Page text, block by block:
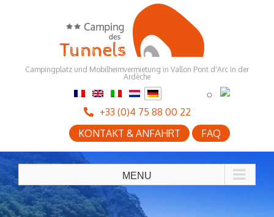
Campingplatz und Mobilheimvermietung in Vallon Pont d'Arc in der
Ardèche
+33 (0)4 75 88 00 22
KONTAKT & ANFAHRT
FAQ